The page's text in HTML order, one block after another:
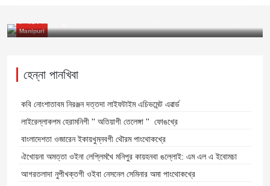
Manipuri
হেন্না পানখিবা
কবি নোংশাতাবম নিরঞ্জন দত্তদা লাইফটাইম এচিভমেন্ট এৱার্ড
লাইরেল্লাকপম হেরামনিগী '' অতিয়াগী তেলেঙ্গা '' ফোঙখ্রে
বাংলাদেশতা ওজারেন ইকায়খুম্নবগী থৌরম পাংথোকখ্রে
ঐখোয়না অমত্তা ওইনা লেপ্লিমখৈ মনিপুর কায়হনবা ঙল্লোই: এম এল এ ইবোমচা
আগরতলাদা নুপীখক্তগী ওইবা নেসনেল সেমিনার অমা পাংথোকখ্রে